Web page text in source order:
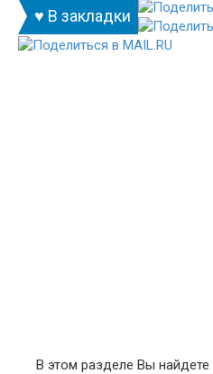
♥ В закладки
В этом разделе Вы найдете